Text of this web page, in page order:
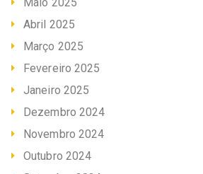
Maio 2025
Abril 2025
Março 2025
Fevereiro 2025
Janeiro 2025
Dezembro 2024
Novembro 2024
Outubro 2024